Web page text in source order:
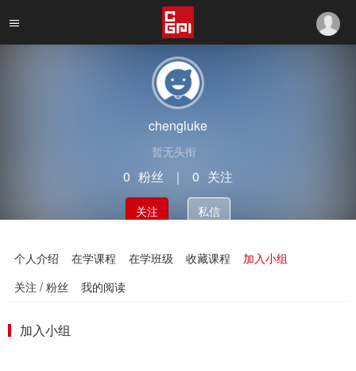
chengluke
暂无头衔
0 粉丝 ｜ 0 关注
关注 私信
个人介绍 在学课程 在学班级 收藏课程
加入小组
关注 / 粉丝
我的阅读
加入小组